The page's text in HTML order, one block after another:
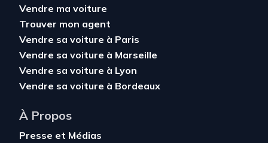
Vendre ma voiture
Trouver mon agent
Vendre sa voiture à Paris
Vendre sa voiture à Marseille
Vendre sa voiture à Lyon
Vendre sa voiture à Bordeaux
À Propos
Presse et Médias